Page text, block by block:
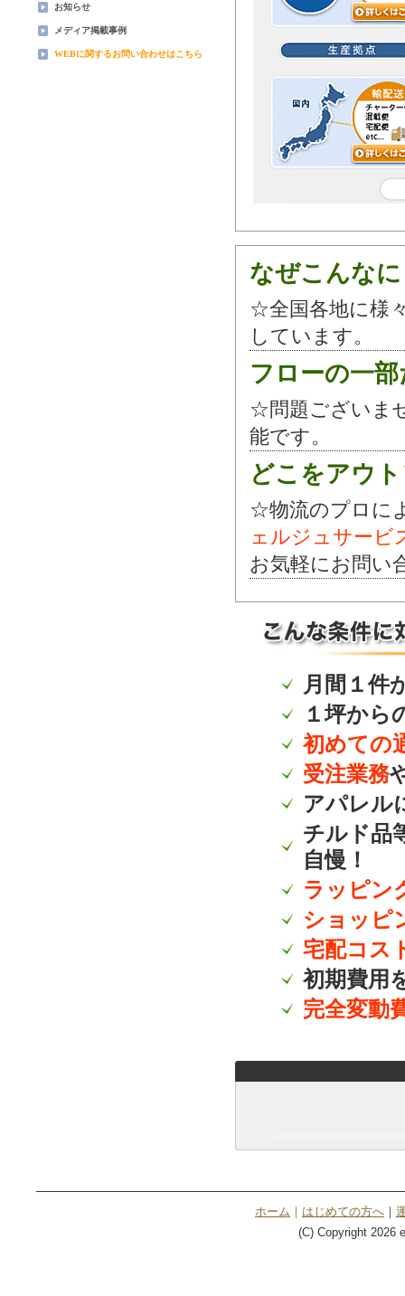
お知らせ
メディア掲載事例
WEBに関するお問い合わせはこちら
なぜこんな
☆全国各地に様
しています。
フローの一
☆問題ございま
能です。
どこをアウ
☆物流のプロに
ェルジュサービ
お気軽にお問い
月間１件
１坪から
初めての
受注業務
アパレル
チルド品
自慢！
ラッピン
ショッピ
宅配コス
初期費用
完全変動
ホーム ｜ はじめての方へ ｜
(C) Copyright 2026